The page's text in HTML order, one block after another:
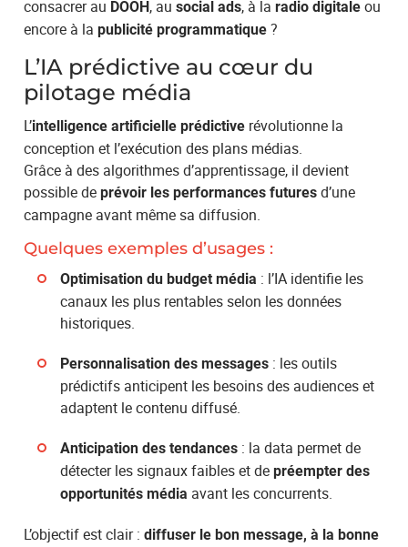
consacrer au DOOH, ausocial ads, à laradio digitale ou
encore à lapublicité programmatique ?
L’IA prédictive au cœur du
pilotage média
L’intelligence artificielle prédictive révolutionne la
conception et l’exécution des plans médias.
Grâce à des algorithmes d’apprentissage, il devient
possible deprévoir les performances futures d’une
campagne avant même sa diffusion.
Quelques exemples d’usages :
Optimisation du budget média : l’IA identifie les
canaux les plus rentables selon les données
historiques.
Personnalisation des messages : les outils
prédictifs anticipent les besoins des audiences et
adaptent le contenu diffusé.
Anticipation des tendances : la data permet de
détecter les signaux faibles et depréempter des
opportunités média avant les concurrents.
L’objectif est clair :diffuser le bon message, à la bonne